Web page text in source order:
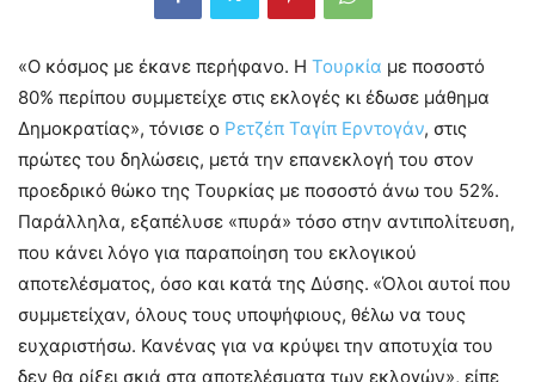
«Ο κόσμος με έκανε περήφανο. Η Τουρκία με ποσοστό
80% περίπου συμμετείχε στις εκλογές κι έδωσε μάθημα
Δημοκρατίας», τόνισε ο Ρετζέπ Ταγίπ Ερντογάν, στις
πρώτες του δηλώσεις, μετά την επανεκλογή του στον
προεδρικό θώκο της Τουρκίας με ποσοστό άνω του 52%.
Παράλληλα, εξαπέλυσε «πυρά» τόσο στην αντιπολίτευση,
που κάνει λόγο για παραποίηση του εκλογικού
αποτελέσματος, όσο και κατά της Δύσης. «Όλοι αυτοί που
συμμετείχαν, όλους τους υποψήφιους, θέλω να τους
ευχαριστήσω. Κανένας για να κρύψει την αποτυχία του
δεν θα ρίξει σκιά στα αποτελέσματα των εκλογών», είπε